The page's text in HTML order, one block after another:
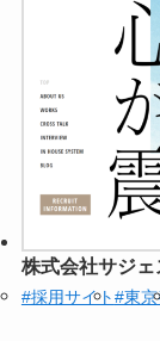
株式会社サジェ
#採用サイト#東